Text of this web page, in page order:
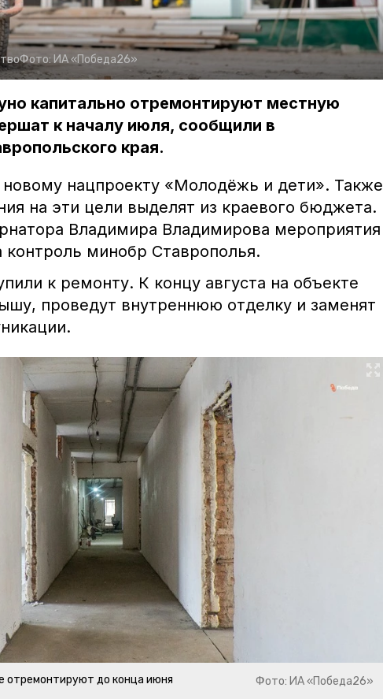
Фото: ИА «Победа26»
капитально отремонтируют местную
к началу июля, сообщили в
края.
нацпроекту «Молодёжь и дети». Также
на эти цели выделят из краевого бюджета.
Владимира Владимирова мероприятия
контроль минобр Ставрополья.
к ремонту. К концу августа на объекте
проведут внутреннюю отделку и заменят
отремонтируют до конца июня Фото: ИА «Победа26»